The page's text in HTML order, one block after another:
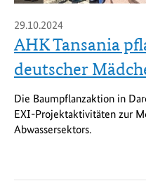
29.10.2024
AHK Tansania
deutscher
Die Baumpflanzaktion in
EXI-Projektaktivitäten zur
Abwassersektors.